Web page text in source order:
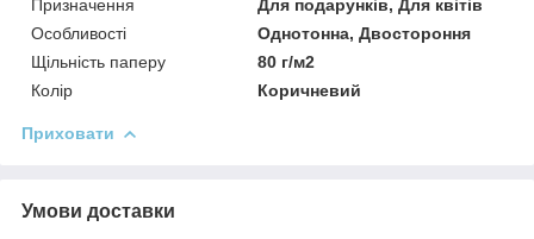
Призначення
Для подарунків, Для квітів
Особливості
Однотонна, Двостороння
Щільність паперу
80 г/м2
Колір
Коричневий
Приховати
Умови доставки